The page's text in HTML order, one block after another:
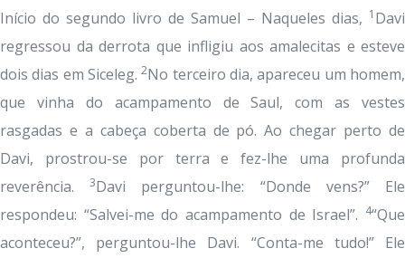
Início do segundo livro de Samuel – Naqueles dias, 1 Davi
regressou da derrota que infligiu aos amalecitas e esteve
dois dias em Siceleg.2No terceiro dia, apareceu um homem,
que vinha do acampamento de Saul, com as vestes
rasgadas e a cabeça coberta de pó. Ao chegar perto de
Davi, prostrou-se por terra e fez-lhe uma profunda
reverência.3Davi perguntou-lhe: “Donde vens?” Ele
respondeu: “Salvei-me do acampamento de Israel”. 4“Que
aconteceu?”, perguntou-lhe Davi. “Conta-me tudo!” Ele